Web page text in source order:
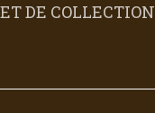
DE COLLECTION